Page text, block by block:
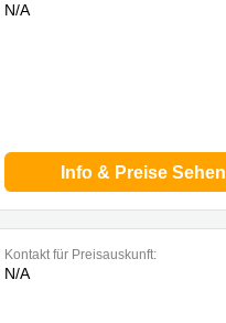
N/A
Info & Preise Sehen
Kontakt für Preisauskunft:
N/A